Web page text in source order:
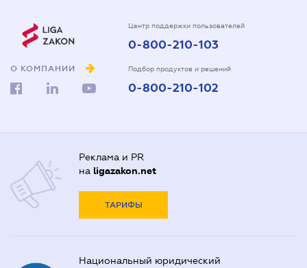
О КОМПАНИИ
Центр поддержки пользователей
0-800-210-103
Подбор продуктов и решений
0-800-210-102
Реклама и PR
на ligazakon.net
ТАРИФЫ
Национальный юридический